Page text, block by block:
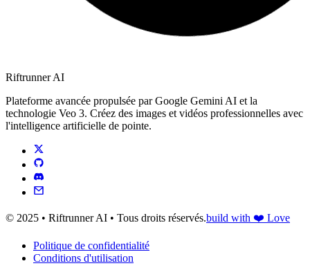
Riftrunner AI
Plateforme avancée propulsée par Google Gemini AI et la
technologie Veo 3. Créez des images et vidéos professionnelles avec
l'intelligence artificielle de pointe.
© 2025 • Riftrunner AI • Tous droits réservés.build with ❤️ Love
Politique de confidentialité
Conditions d'utilisation